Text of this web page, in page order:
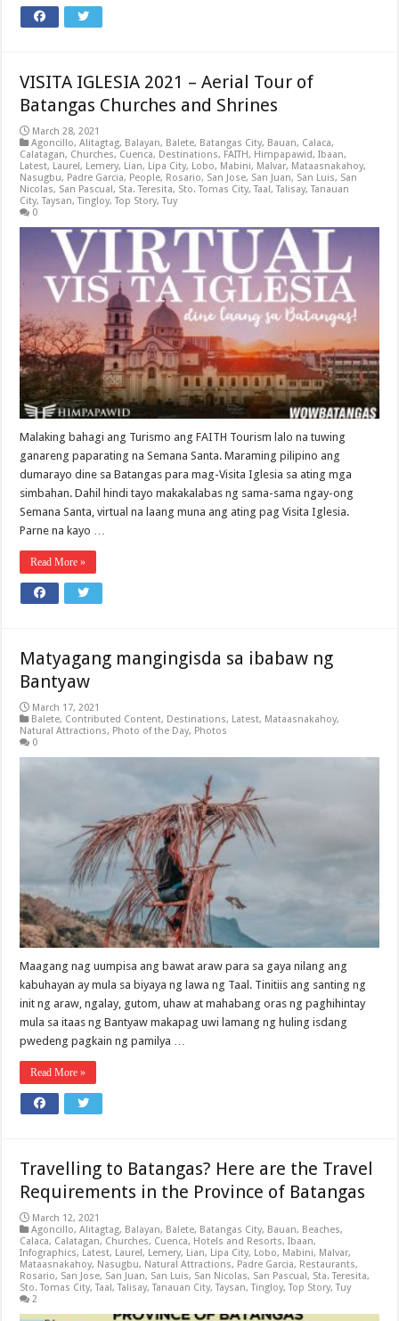
VISITA IGLESIA 2021 – Aerial Tour of
Batangas Churches and Shrines
March 28, 2021
Agoncillo,Alitagtag, Balayan, Balete, Batangas City, Bauan, Calaca,
Calatagan, Churches, Cuenca, Destinations, FAITH, Himpapawid,Ibaan,
Latest, Laurel, Lemery, Lian, Lipa City, Lobo, Mabini, Malvar, Mataasnakahoy,
Nasugbu, Padre Garcia, People, Rosario, San Jose, San Juan, San Luis, San
Nicolas, San Pascual, Sta. Teresita, Sto. Tomas City,Taal,Talisay,Tanauan
City,Taysan,Tingloy,Top Story,Tuy
0
Malaking bahagi ang Turismo ang FAITH Tourism lalo na tuwing
ganareng paparating na Semana Santa. Maraming pilipino ang
dumarayo dine sa Batangas para mag-Visita Iglesia sa ating mga
simbahan. Dahil hindi tayo makakalabas ng sama-sama ngay-ong
Semana Santa, virtual na laang muna ang ating pag Visita Iglesia.
Parne na kayo …
Read More »
Matyagang mangingisda sa ibabaw ng
Bantyaw
March 17, 2021
Balete, Contributed Content, Destinations, Latest, Mataasnakahoy,
Natural Attractions, Photo of the Day, Photos
0
Maagang nag uumpisa ang bawat araw para sa gaya nilang ang
kabuhayan ay mula sa biyaya ng lawa ng Taal. Tinitiis ang santing ng
init ng araw, ngalay, gutom, uhaw at mahabang oras ng paghihintay
mula sa itaas ng Bantyaw makapag uwi lamang ng huling isdang
pwedeng pagkain ng pamilya …
Read More »
Travelling to Batangas? Here are the Travel
Requirements in the Province of Batangas
March 12, 2021
Agoncillo,Alitagtag, Balayan, Balete, Batangas City, Bauan, Beaches,
Calaca, Calatagan, Churches, Cuenca, Hotels and Resorts,Ibaan,
Infographics, Latest, Laurel, Lemery, Lian, Lipa City, Lobo, Mabini, Malvar,
Mataasnakahoy, Nasugbu, Natural Attractions, Padre Garcia, Restaurants,
Rosario, San Jose, San Juan, San Luis, San Nicolas, San Pascual, Sta. Teresita,
Sto. Tomas City,Taal,Talisay,Tanauan City,Taysan,Tingloy,Top Story,Tuy
2